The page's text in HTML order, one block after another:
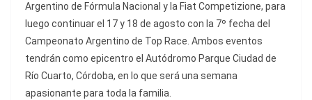
Argentino de Fórmula Nacional y la Fiat Competizione, para
luego continuar el 17 y 18 de agosto con la 7º fecha del
Campeonato Argentino de Top Race. Ambos eventos
tendrán como epicentro el Autódromo Parque Ciudad de
Río Cuarto, Córdoba, en lo que será una semana
apasionante para toda la familia.